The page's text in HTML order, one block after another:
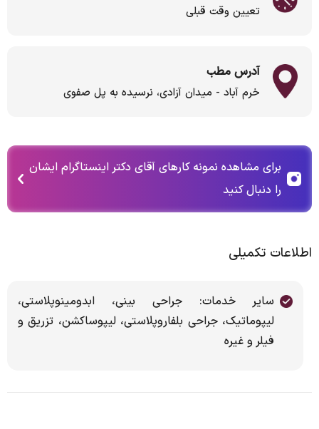
تعیین وقت قبلی
آدرس مطب
خرم آباد - میدان آزادی، نرسیده به پل صفوی
برای مشاهده نمونه کارهای آقای دکتر اینستاگرام ایشان
را دنبال کنید
اطلاعات تکمیلی
سایر خدمات: جراحی بینی، ابدومینوپلاستی،
لیپوماتیک، جراحی بلفاروپلاستی، لیپوساکشن، تزریق و
فیلر و غیره